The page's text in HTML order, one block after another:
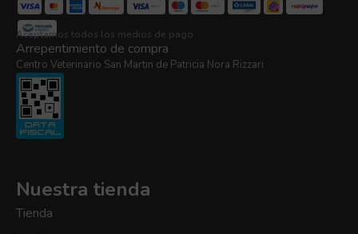
Aceptamos todos los medios de pago
Arrepentimiento de compra
Centro Veterinario San Martin de Patricia Nora Rizzari
Nuestra tienda
Tienda